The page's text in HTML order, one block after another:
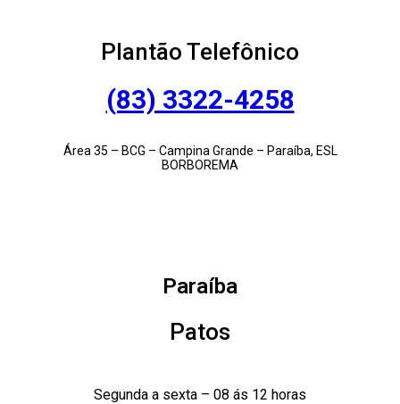
Plantão Telefônico
(83) 3322-4258
Área 35 – BCG – Campina Grande – Paraíba, ESL
BORBOREMA
Paraíba
Patos
Segunda a sexta – 08 ás 12 horas